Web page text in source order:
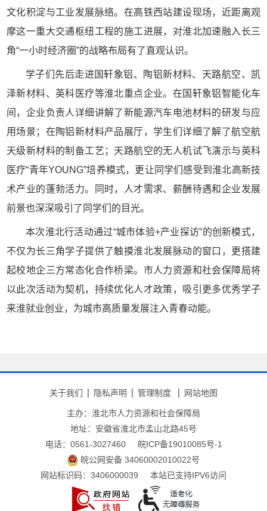
文化积淀与工业发展脉络。在高铁西站建设现场，近距离观
摩这一重大交通枢纽工程的施工进展，对淮北加速融入长三
角“一小时经济圈”的战略布局有了直观认识。
学子们先后走进国轩象铝、陶铝新材料、天路航空、凯
泽新材料、英科医疗等淮北重点企业。在国轩象铝智能化车
间，企业负责人详细讲解了新能源汽车电池材料的研发与应
用场景；在陶铝新材料产品展厅，学生们详细了解了航空航
天级新材料的制备工艺；天路航空的无人机试飞演示与英科
医疗“青年YOUNG”培养模式，更让同学们感受到淮北高新技
术产业的蓬勃活力。同时，人才需求、薪酬待遇和企业发展
前景也深深吸引了同学们的目光。
本次淮北行活动通过“城市体验+产业探访”的创新模式，
不仅为长三角学子提供了触摸淮北发展脉动的窗口，更搭建
起校地企三方常态化合作桥梁。市人力资源和社会保障局将
以此次活动为契机，持续优化人才政策，吸引更多优秀学子
来淮就业创业，为城市高质量发展注入青春动能。
关于我们 隐私声明 管理制度 网站地图
主办：淮北市人力资源和社会保障局
地址：安徽省淮北市孟山北路45号
电话：0561-3027460
皖ICP备19010085号-1
皖公网安备 34060002010022号
网站标识码：3406000039
本站已支持IPV6访问